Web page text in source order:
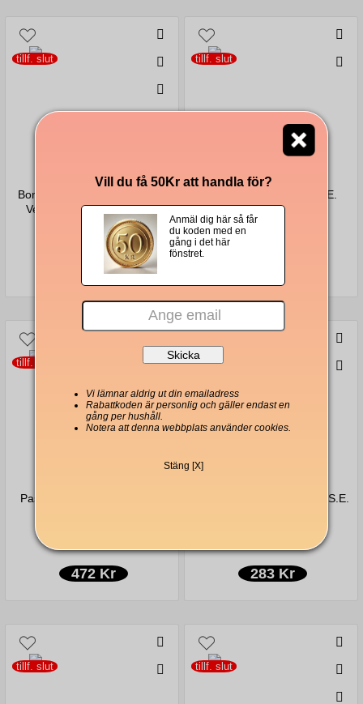
tillf. slut
från 2,60Kr/kapsel
Borbone E.S.E. Pods Miscela
Verde Dek koffeinfria 100-
pack
283 Kr
tillf. slut
från 2,70Kr/kapsel
Passalacqua Elmir E.S.E.
Pods 150-pack
tillf. slut
Passalacqua Manhoa E.S.E.
472 Kr
tillf. slut
Passalacqua Habanera E.S.E.
283 Kr
tillf. slut tillf. slut
Vill du få 50Kr att handla för?
Anmäl dig här så får
du koden med en
gång i det här
fönstret.
Vi lämnar aldrig ut din emailadress
Rabattkoden är personlig och gäller endast en
gång per hushåll.
Notera att denna webbplats använder cookies.
Stäng [X]